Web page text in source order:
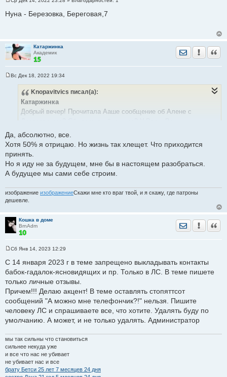
о
н
и
е
Нуна - Березовка, Береговая,7
Катаржинка
Академик
Отправить
Вс Дек 18, 2022 19:34
Knopavitvics писал(а):
Катаржинка
Добрый вечер! Прочитала Ааше сообщение об Алене с
знакомых?
Да, абсолютно, все.
Хотя 50% я отрицаю. Но жизнь так хлещет. Что приходится
принять.
Но я иду не за будущем, мне бы в настоящем разобраться.
А будущее мы сами себе строим.
изображение изображениеСкажи мне кто враг твой, и я скажу, где патроны
дешевле.
Кошка в доме
BrnAdm
Отправить
о
о
б
е
н
и
е
Сб Янв 14, 2023 12:29
С 14 января 2023 г в теме запрещено выкладывать контакты
бабок-гадалок-ясновидящих и пр. Только в ЛС. В теме пишете
только личные отзывы.
Причем!!! Делаю акцент! В теме оставлять стопяттсот
сообщений "А можно мне телефончик?!" нельзя. Пишите
человеку ЛС и спрашиваете все, что хотите. Удалять буду по
умолчанию. А может, и не только удалять. Администратор
мы так сильны что становиться
сильнее некуда уже
и все что нас не убивает
не убивает нас и все
брату Бетси 25 лет 7 месяцев 24 дня